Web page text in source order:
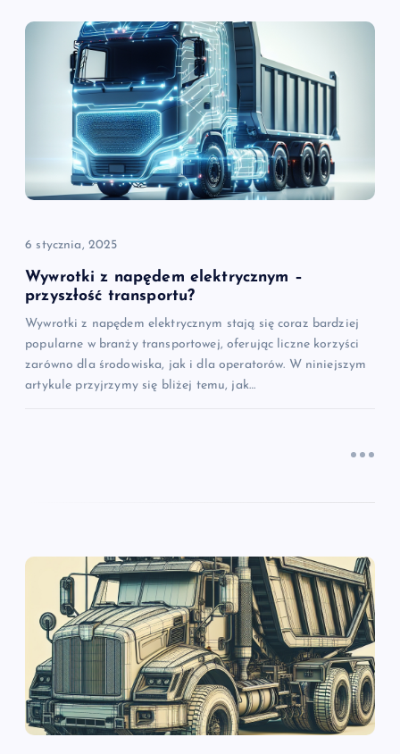
c
p
s
u
6 stycznia, 2025
Wywrotki z napędem elektrycznym –
przyszłość transportu?
Wywrotki z napędem elektrycznym stają się coraz bardziej
popularne w branży transportowej, oferując liczne korzyści
zarówno dla środowiska, jak i dla operatorów. W niniejszym
artykule przyjrzymy się bliżej temu, jak…